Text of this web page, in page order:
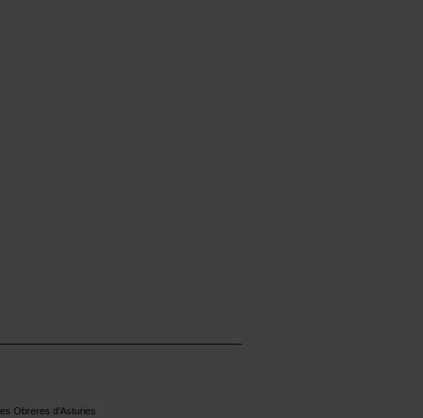
Obreres d'Asturies